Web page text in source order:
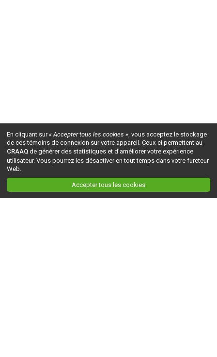
En cliquant sur« Accepter tous les cookies », vous acceptez le stockage
de ces témoins de connexion sur votre appareil. Ceux-ci permettent au
CRAAQ de générer des statistiques et d'améliorer votre expérience
utilisateur. Vous pourrez les désactiver en tout temps dans votre fureteur
Web.
Accepter tous les cookies